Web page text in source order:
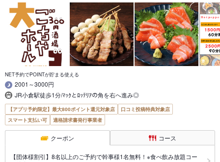
NET予約でPOINTが貯まる使える
2001～3000円
JR小倉駅徒歩1分/ﾏｯｸとﾛｯﾃﾘｱの角を右へ進み◎
【アプリ予約限定】最大800ポイント還元対象店
口コミ投稿特典対象店
スマート支払い可
適格請求書発行事業者
クーポン コース
【団体様割引】8名以上のご予約で幹事様1名無料！※食べ飲み放題コー